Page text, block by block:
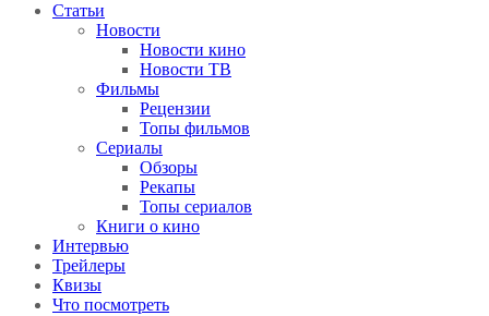
Статьи
Новости
Новости кино
Новости ТВ
Фильмы
Рецензии
Топы фильмов
Сериалы
Обзоры
Рекапы
Топы сериалов
Книги о кино
Интервью
Трейлеры
Квизы
Что посмотреть